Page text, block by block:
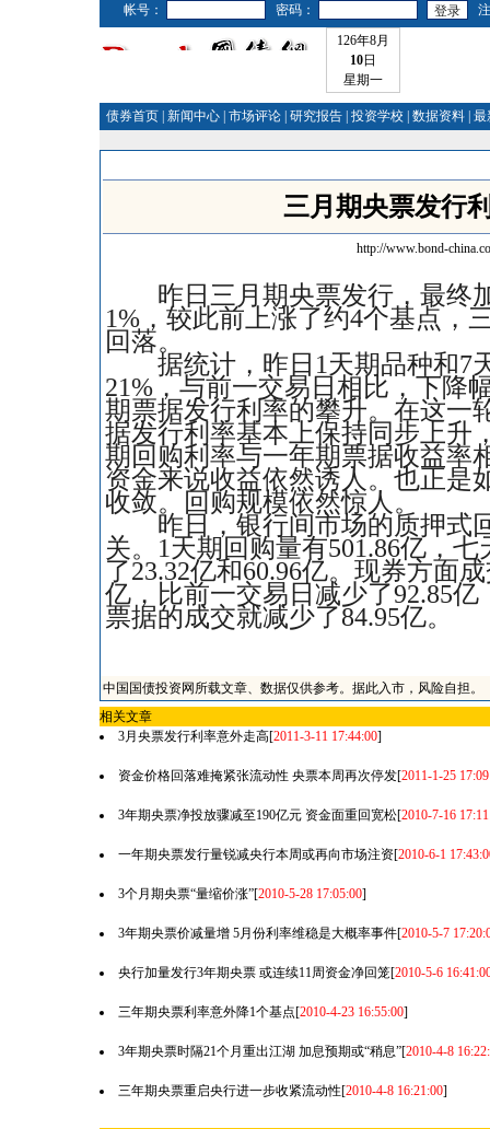
帐号： 密码：
126年8月
10日
星期一
债券首页 新闻中心 市场评论 研究报告 投资学校 数据资料 最
三月期央票发行
http://www.bond-
昨日三月期央票发行，最终加
1%，较此前上涨了约4个基点，
回落。
据统计，昨日1天期品种和7天
21%，与前一交易日相比，下降
期票据发行利率的攀升。在这一
据发行利率基本上保持同步上升
期回购利率与一年期票据收益率
资金来说收益依然诱人。也正是
收敛。回购规模依然惊人。
昨日，银行间市场的质押式回
关。1天期回购量有501.86亿，
了23.32亿和60.96亿。现券方面
亿，比前一交易日减少了92.85
票据的成交就减少了84.95亿。
中国国债投资网所载文章、数据仅供参考。据此入市，风险自担。
相关文章
3月央票发行利率意外走高[2011-3-11 17:44:00]
资金价格回落难掩紧张流动性 央票本周再次停发[2011-1-25
3年期央票净投放骤减至190亿元 资金面重回宽松[2010-7-16
一年期央票发行量锐减央行本周或再向市场注资[2010-6-1
3个月期央票“量缩价涨”[2010-5-28 17:05:00]
3年期央票价减量增 5月份利率维稳是大概率事件[2010-5-7
央行加量发行3年期央票 或连续11周资金净回笼[2010-5-6
三年期央票利率意外降1个基点[2010-4-23 16:55:00]
3年期央票时隔21个月重出江湖 加息预期或“稍息”[2010-4-8
三年期央票重启央行进一步收紧流动性[2010-4-8 16:21:00]